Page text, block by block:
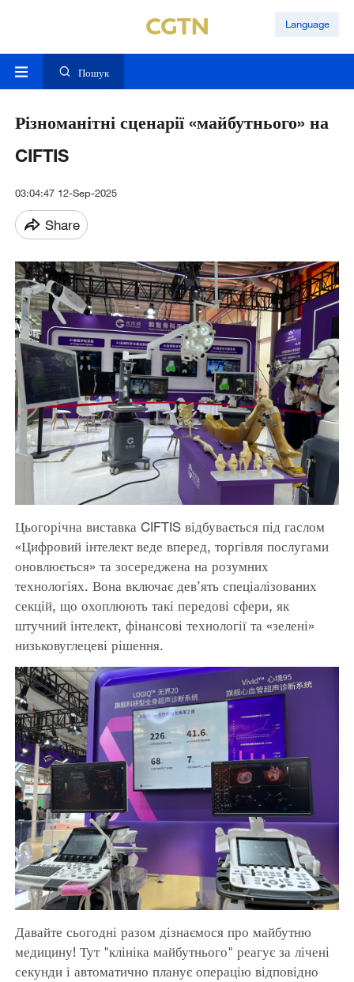
Language
Пошук
Різноманітні сценарії «майбутнього» на
CIFTIS
03:04:47 12-Sep-2025
Share
Цьогорічна виставка CIFTIS відбувається під гаслом
«Цифровий інтелект веде вперед, торгівля послугами
оновлюється» та зосереджена на розумних
технологіях. Вона включає дев’ять спеціалізованих
секцій, що охоплюють такі передові сфери, як
штучний інтелект, фінансові технології та «зелені»
низьковуглецеві рішення.
Давайте сьогодні разом дізнаємося про майбутню
медицину! Тут "клініка майбутнього" реагує за лічені
секунди і автоматично планує операцію відповідно